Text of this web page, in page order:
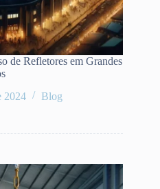
de Refletores em Grandes
2024
Blog